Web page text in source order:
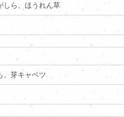
しら、ほうれん草
、芽キャベツ